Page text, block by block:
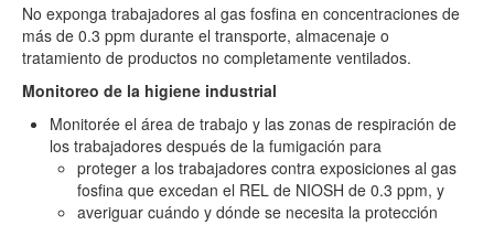
No exponga trabajadores al gas fosfina en concentraciones de
más de 0.3 ppm durante el transporte, almacenaje o
tratamiento de productos no completamente ventilados.
Monitoreo de la higiene industrial
Monitorée el área de trabajo y las zonas de respiración de
los trabajadores después de la fumigación para
proteger a los trabajadores contra exposiciones al gas
fosfina que excedan el REL de NIOSH de 0.3 ppm, y
averiguar cuándo y dónde se necesita la protección